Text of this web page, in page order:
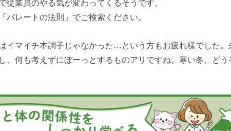
業員のやる気が変わってくるそうです。
レートの法則」でご検索ください。
イマイチ本調子じゃなかった…という方もお疲れ様でした。
、何も考えずにぼーっとするものアリですね。寒い冬、どう